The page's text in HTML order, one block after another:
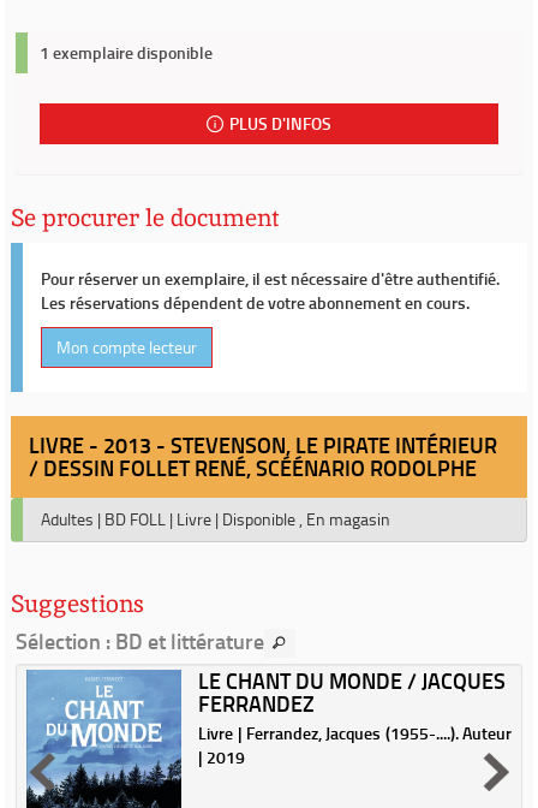
1 exemplaire disponible
PLUS D'INFOS
Se procurer le document
Pour réserver un exemplaire, il est nécessaire d'être authentifié.
Les réservations dépendent de votre abonnement en cours.
Mon compte lecteur
LIVRE - 2013 - STEVENSON, LE PIRATE INTÉRIEUR
/ DESSIN FOLLET RENÉ, SCÉÉNARIO RODOLPHE
Adultes | BD FOLL | Livre | Disponible , En magasin
Suggestions
Sélection : BD et littérature
LE CHANT DU MONDE / JACQUES
FERRANDEZ
Livre | Ferrandez, Jacques (1955-....). Auteur
| 2019